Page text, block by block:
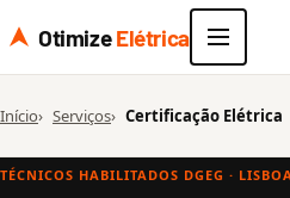
OtimizeElétrica
Início Serviços Certificação Elétrica
TÉCNICOS HABILITADOS DGEG ·